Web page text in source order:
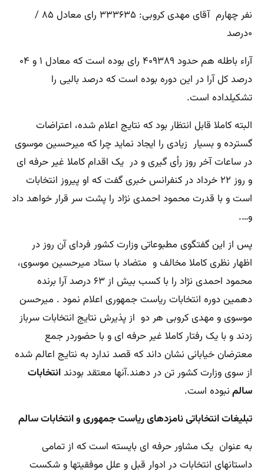
نفر چهارم آقای مهدی کروبی: ۳۳۳۶۳۵ رای معادل ۸۵ /
۰درصد
آراء باطله هم حدود ۴۰۹۳۸۹ رای بوده است که معادل ۱ و ۰۴
درصد کل آرا در این دوره بوده است که درصد بالیی را
تشکیلداده است.
البته کاملا قابل انتظار بود که نتایج اعلام شده، اعتراضات
گسترده و بسیار زیادی را ایجاد نماید چرا که میرحسین موسوی
در ساعات آخر روز رأی گیری و در یک اقدام کاملا غیر حرفه ای
و روز ۲۲ خرداد در کنفرانس خبری گفت که او پیروز انتخابات
است و با قدرت محمود احمدی نژاد را پشت سر قرار خواهد داد
و….
پس از این گفتگوی مطبوعاتی وزارت کشور فردای آن روز در
اظهار نظری کاملا مخالف و متضاد با ستاد میرحسین موسوی،
محمود احمدی نژاد را با کسب بیش از ۶۳ درصد آرا برنده
دهمین دوره انتخابات ریاست جمهوری اعلام نمود . میرحسن
موسوی و مهدی کروبی هر دو از پذیرش نتایج انتخابات سرباز
زدند و با یک رفتار کاملا غیر حرفه ای و با حضوردر جمع
معترضان خیابانی نشان داند که قصد ندارد به نتایج اعالم شده
از سوی وزارت کشور تن در دهند.آنها معتقد بودندانتخابات
سالمنبوده است.
تبلیغات انتخاباتی نامزدهای ریاست جمهوری و انتخابات سالم
به عنوان یک مشاور حرفه ای بایسته است که از تمامی
داستانهای انتخابات در ادوار قبل و علل موفقیتها و شکست